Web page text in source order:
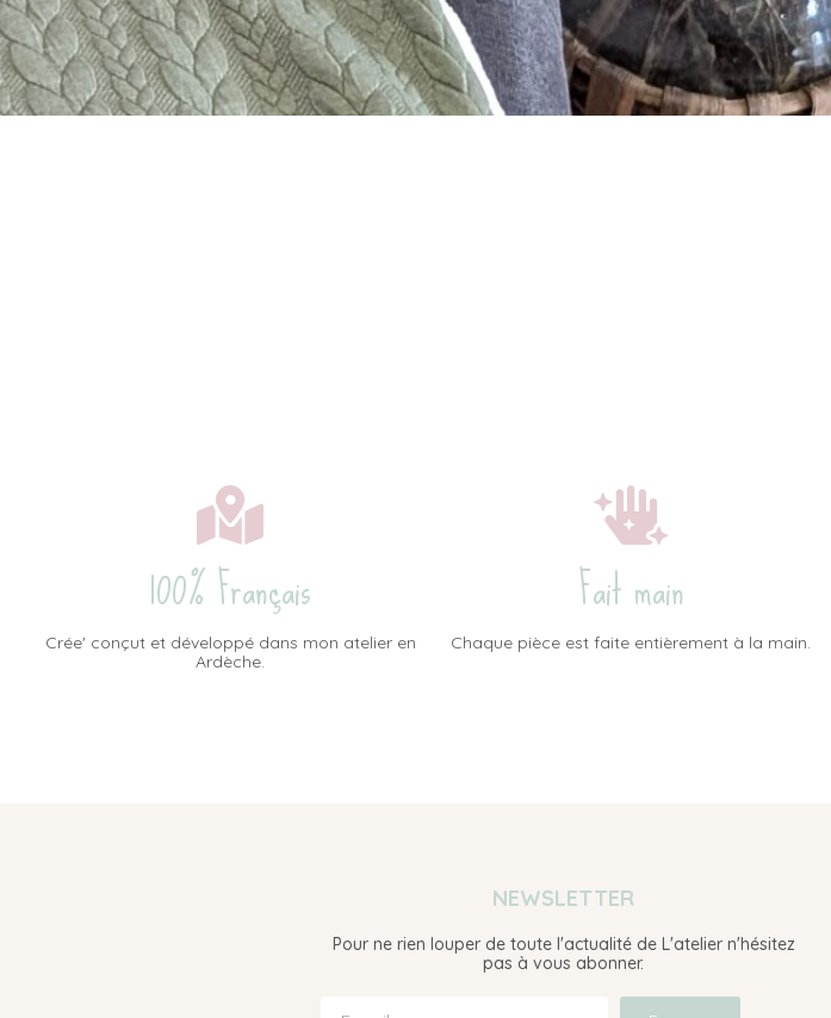
100% Français
Crée' conçut et développé dans mon atelier en
Ardèche.
Fait main
Chaque pièce est faite entièrement à la main.
NEWSLETTER
Pour ne rien louper de toute l'actualité de L'atelier n'hésitez
pas à vous abonner.